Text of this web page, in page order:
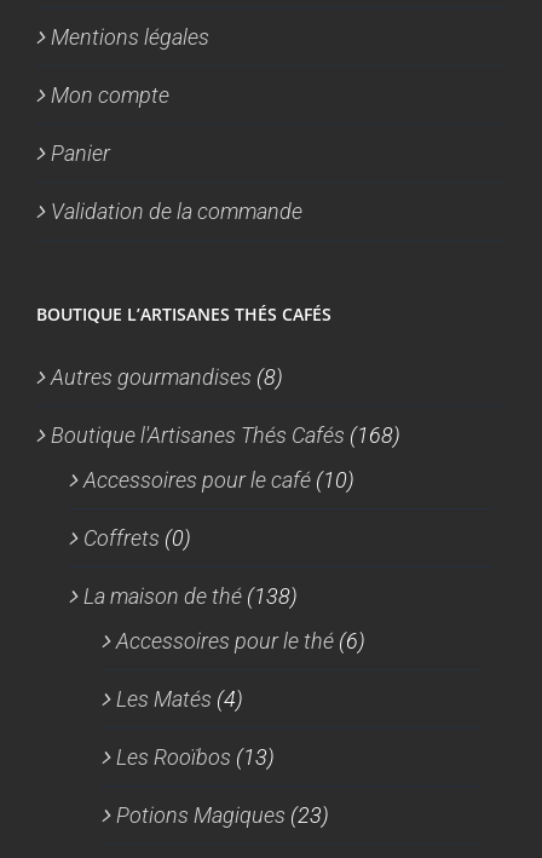
Mentions légales
Mon compte
Panier
Validation de la commande
BOUTIQUE L’ARTISANES THÉS CAFÉS
Autres gourmandises (8)
Boutique l'Artisanes Thés Cafés (168)
Accessoires pour le café (10)
Coffrets (0)
La maison de thé (138)
Accessoires pour le thé (6)
Les Matés (4)
Les Rooïbos (13)
Potions Magiques (23)